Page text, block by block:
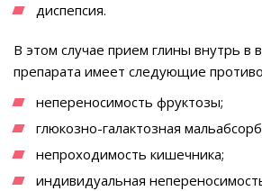
диспепсия.
В этом случае прием глины внутрь в
препарата имеет следующие
непереносимость фруктозы;
глюкозно-галактозная
непроходимость кишечника;
индивидуальная